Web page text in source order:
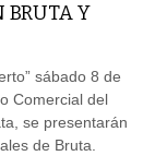
BRUTA Y
sábado 8 de
Comercial del
se presentarán
de Bruta.